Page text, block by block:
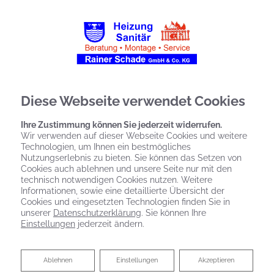
Diese Webseite verwendet Cookies
Ihre Zustimmung können Sie jederzeit widerrufen.
Wir verwenden auf dieser Webseite Cookies und weitere
Technologien, um Ihnen ein bestmögliches
Nutzungserlebnis zu bieten. Sie können das Setzen von
Cookies auch ablehnen und unsere Seite nur mit den
technisch notwendigen Cookies nutzen. Weitere
Informationen, sowie eine detaillierte Übersicht der
Cookies und eingesetzten Technologien finden Sie in
unserer Datenschutzerklärung. Sie können Ihre
Einstellungen jederzeit ändern.
Akzeptieren
Einstellungen
Ablehnen
Ablehnen